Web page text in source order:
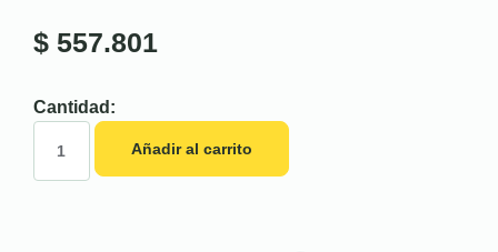
$ 557.801
Cantidad:
Añadir al carrito